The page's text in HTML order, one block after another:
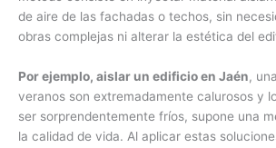
de aire de las fachadas o techos, sin
obras complejas ni alterar la estética del
Por ejemplo, aislar un edificio en Jaén,
veranos son extremadamente calurosos y
ser sorprendentemente fríos, supone una
la calidad de vida. Al aplicar estas